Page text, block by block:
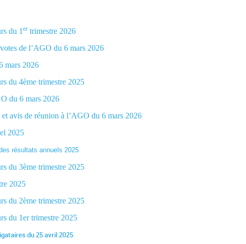
du 1 er trimestre 2026
de l’AGO du 6 mars 2026
mars 2026
du 4ème trimestre 2025
du 6 mars 2026
avis de réunion à l’AGO du 6 mars 2026
2025
résultats annuels 2025
du 3ème trimestre 2025
2025
du 2ème trimestre 2025
du 1er trimestre 2025
du 25 avril 2025